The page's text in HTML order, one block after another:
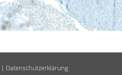
| Datenschutzerklärung